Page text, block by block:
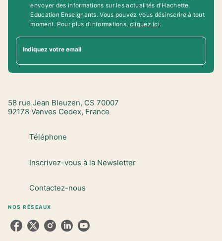
envoyer des informations sur les actualités d'Hachette
Education Enseignants. Vous pouvez vous désinscrire à tout
moment. Pour plus d’informations, cliquez ici.
Indiquez votre email
58 rue Jean Bleuzen, CS 70007
92178 Vanves Cedex, France
Téléphone
Inscrivez-vous à la Newsletter
Contactez-nous
NOS RÉSEAUX